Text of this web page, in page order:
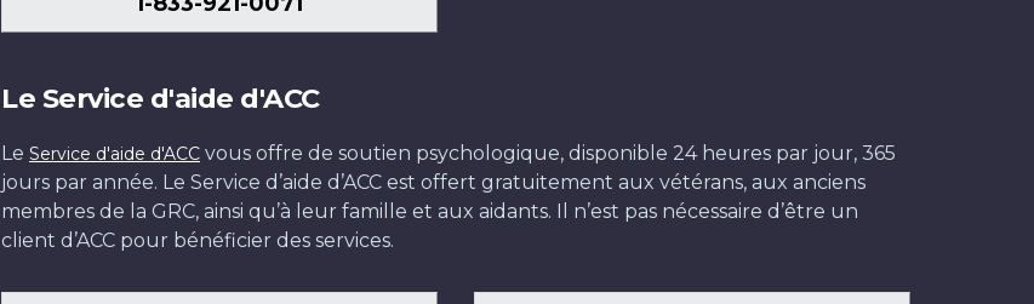
Le Service d'aide d'ACC
Le Service d'aide d'ACC vous offre de soutien psychologique, disponible 24 heures par jour, 365
jours par année. Le Service d’aide d’ACC est offert gratuitement aux vétérans, aux anciens
membres de la GRC, ainsi qu’à leur famille et aux aidants. Il n’est pas nécessaire d’être un
client d’ACC pour bénéficier des services.